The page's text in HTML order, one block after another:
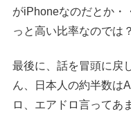
がiPhoneなのだとか・
っと高い比率なのでは？
最後に、話を冒頭に戻
ん、日本人の約半数は
ロ、エアドロ言ってあ